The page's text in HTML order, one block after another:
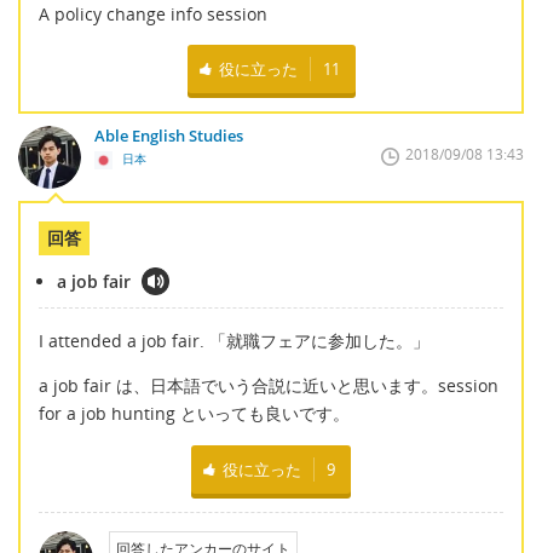
A policy change info session
役に立った 11
Able English Studies
日本 2018/09/08 13:43
回答
a job fair
I attended a job fair. 「就職フェアに参加した。」
a job fair は、日本語でいう合説に近いと思います。session
for a job hunting といっても良いです。
役に立った 9
回答したアンカーのサイト